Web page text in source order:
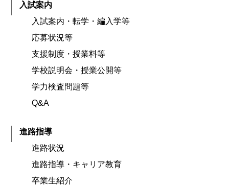
入試案内
入試案内・転学・編入学等
応募状況等
支援制度・授業料等
学校説明会・授業公開等
学力検査問題等
Q&A
進路指導
進路状況
進路指導・キャリア教育
卒業生紹介